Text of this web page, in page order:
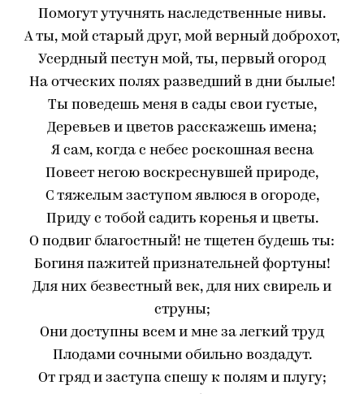
Помогут утучнять наследственные нивы.
А ты, мой старый друг, мой верный доброхот,
Усердный пестун мой, ты, первый огород
На отческих полях разведший в дни былые!
Ты поведешь меня в сады свои густые,
Деревьев и цветов расскажешь имена;
Я сам, когда с небес роскошная весна
Повеет негою воскреснувшей природе,
С тяжелым заступом явлюся в огороде,
Приду с тобой садить коренья и цветы.
О подвиг благостный! не тщетен будешь ты:
Богиня пажитей признательней фортуны!
Для них безвестный век, для них свирель и
струны;
Они доступны всем и мне за легкий труд
Плодами сочными обильно воздадут.
От гряд и заступа спешу к полям и плугу;